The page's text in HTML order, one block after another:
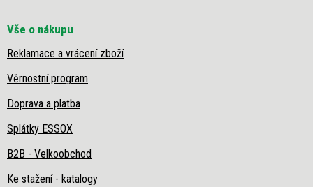
Vše o nákupu
Reklamace a vrácení zboží
Věrnostní program
Doprava a platba
Splátky ESSOX
B2B - Velkoobchod
Ke stažení - katalogy